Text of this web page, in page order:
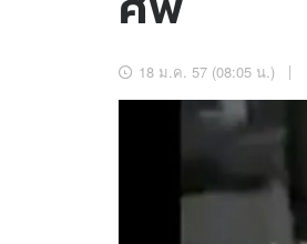
อัปเดตจีน
เช็กข่าวชัวร์
18 ม.ค. 57 (08:05 น.)